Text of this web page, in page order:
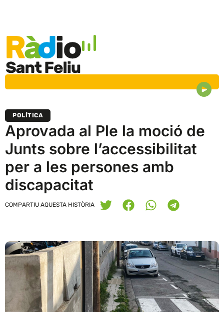
POLÍTICA
Aprovada al Ple la moció de
Junts sobre l’accessibilitat
per a les persones amb
discapacitat
COMPARTIU AQUESTA HISTÒRIA